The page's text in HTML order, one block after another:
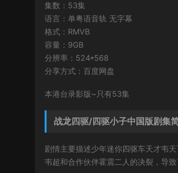
集数：53集
语言：单粤语音轨 无字幕
格式：RMVB
容量：9GB
分辨率：524*568
分享方式：百度网盘
本港台录影版~只有53集
战龙四驱/四驱小子中国版剧集
剧情主要描述少年迷你四驱车天才韦
韦超和合作伙伴霍震二人的决裂，导